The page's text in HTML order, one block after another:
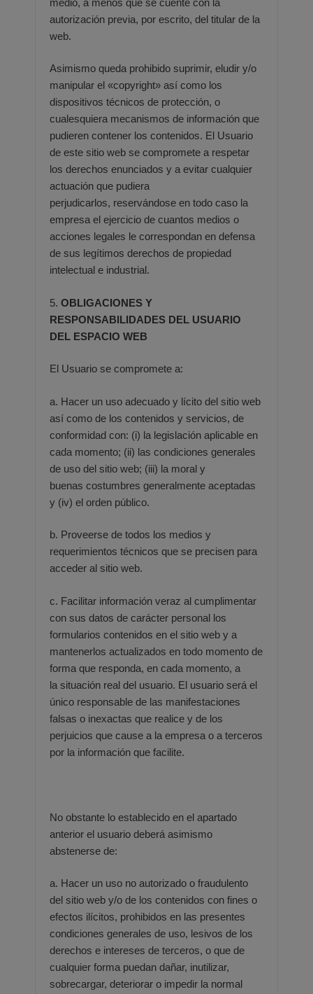
medio, a menos que se cuente con la
autorización previa, por escrito, del titular de la
web.
Asimismo queda prohibido suprimir, eludir y/o
manipular el «copyright» así como los
dispositivos técnicos de protección, o
cualesquiera mecanismos de información que
pudieren contener los contenidos. El Usuario
de este sitio web se compromete a respetar
los derechos enunciados y a evitar cualquier
actuación que pudiera
perjudicarlos, reservándose en todo caso la
empresa el ejercicio de cuantos medios o
acciones legales le correspondan en defensa
de sus legítimos derechos de propiedad
intelectual e industrial.
5. OBLIGACIONES Y
RESPONSABILIDADES DEL USUARIO
DEL ESPACIO WEB
El Usuario se compromete a:
a. Hacer un uso adecuado y lícito del sitio web
así como de los contenidos y servicios, de
conformidad con: (i) la legislación aplicable en
cada momento; (ii) las condiciones generales
de uso del sitio web; (iii) la moral y
buenas costumbres generalmente aceptadas
y (iv) el orden público.
b. Proveerse de todos los medios y
requerimientos técnicos que se precisen para
acceder al sitio web.
c. Facilitar información veraz al cumplimentar
con sus datos de carácter personal los
formularios contenidos en el sitio web y a
mantenerlos actualizados en todo momento de
forma que responda, en cada momento, a
la situación real del usuario. El usuario será el
único responsable de las manifestaciones
falsas o inexactas que realice y de los
perjuicios que cause a la empresa o a terceros
por la información que facilite.
No obstante lo establecido en el apartado
anterior el usuario deberá asimismo
abstenerse de:
a. Hacer un uso no autorizado o fraudulento
del sitio web y/o de los contenidos con fines o
efectos ilícitos, prohibidos en las presentes
condiciones generales de uso, lesivos de los
derechos e intereses de terceros, o que de
cualquier forma puedan dañar, inutilizar,
sobrecargar, deteriorar o impedir la normal